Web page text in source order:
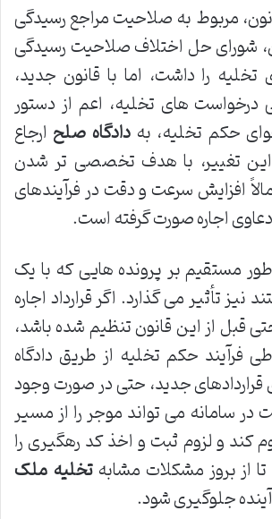
مربوط به صلاحیت مراجع رسیدگی
شورای حل اختلاف صلاحیت رسیدگی
را داشت، اما با قانون جدید،
درخواست های تخلیه، اعم از دستور
حکم تخلیه، بهدادگاه صلح ارجاع
تغییر، با هدف تخصصی تر شدن
افزایش سرعت و دقت در فرآیندهای
اجاره صورت گرفته است.
مستقیم بر پرونده هایی که با یک
تأثیر می گذارد. اگر قرارداد اجاره
قبل از این قانون تنظیم شده باشد،
فرآیند حکم تخلیه از طریق دادگاه
قراردادهای جدید، حتی در صورت وجود
سامانه می تواند موجر را از مسیر
کند و لزوم ثبت و اخذ کد رهگیری را
از بروز مشکلات مشابهتخلیه ملک
جلوگیری شود.